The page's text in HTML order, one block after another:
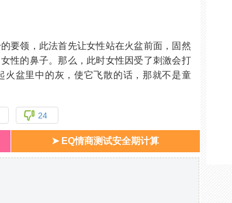
要领，此法首先让女性站在火盆前面，固然
性的鼻子。那么，此时女性因受了刺激会打
火盆里中的灰，使它飞散的话，那就不是童
24
➤ EQ情商测试安全期计算